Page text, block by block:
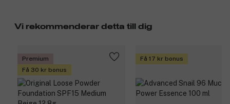
Vi rekommenderar detta till dig
Premium
Få 30 kr bonus
Få 17 kr bonus